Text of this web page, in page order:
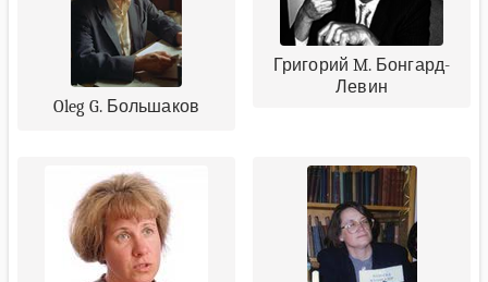
Oleg G. Большаков
Григорий M. Бонгард-
Левин